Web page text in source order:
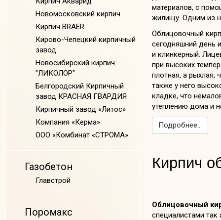
материалов, с
жилищу. Одним из
Облицовочный
сегодняшний день
и клинкерный.
при высоких
плотная, а рыхлая,
также у него
кладке, что
утеплению дома и
Подробнее...
Кирпич
Облицовочный
специалистами
Новомосковский кирпич
Кирпич BRAER
Кирово-Чепецкий кирпичный
завод
Новосибирский кирпич
"ЛИКОЛОР"
Белгородский Кирпичный
завод КРАСНАЯ ГВАРДИЯ
Кирпичный завод «Литос»
Компания «Керма»
ООО «Комбинат «СТРОМА»
Газобетон
Главстрой
Поромакс